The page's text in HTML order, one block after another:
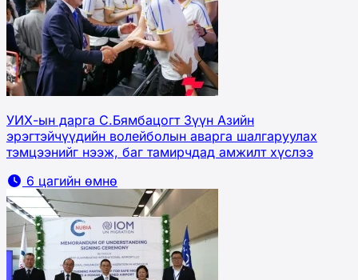
УИХ-ын дарга С.Бямбацогт Зүүн Азийн
эрэгтэйчүүдийн волейболын аварга шалгаруулах
тэмцээнийг нээж, баг тамирчдад амжилт хүслээ
6 цагийн өмнө